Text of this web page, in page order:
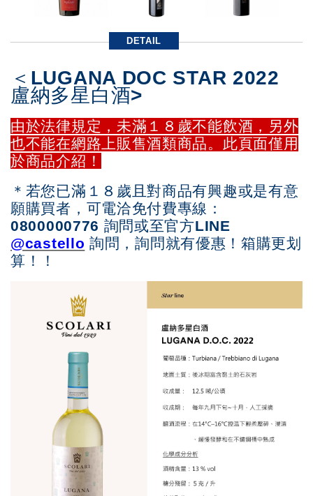
DETAIL
＜LUGANA DOC STAR 2022
盧納多星白酒>
由於法律規定，未滿１８歲不能飲酒，另外
也不能在網路上販售酒類商品。此頁面僅用
於商品介紹！
＊若您已滿１８歲且對商品有興趣或是有意
願購買者，可電洽免付費專線：
0800000776 詢問或至官方LINE
@castello 詢問，詢問就有優惠！箱購更划
算！！